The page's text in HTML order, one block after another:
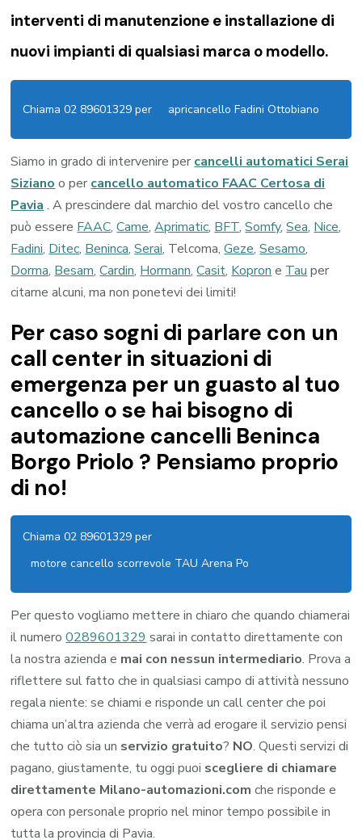
interventi di manutenzione e installazione di
nuovi impianti di qualsiasi marca o modello.
Chiama 02 89601329 per apricancello Fadini Ottobiano
Siamo in grado di intervenire percancelli automatici Serai
Sizianoo percancello automatico FAAC Certosa di
Pavia. A prescindere dal marchio del vostro cancello che
può essereFAAC,Came,Aprimatic,BFT,Somfy,Sea,Nice,
Fadini,Ditec,Beninca,Serai, Telcoma,Geze,Sesamo,
Dorma,Besam,Cardin,Hormann,Casit,KoproneTauper
citarne alcuni, ma non ponetevi dei limiti!
Per caso sogni di parlare con un
call center in situazioni di
emergenza per un guasto al tuo
cancello o se hai bisogno di
automazione cancelli Beninca
Borgo Priolo ? Pensiamo proprio
di no!
Chiama 02 89601329 per
motore cancello scorrevole TAU Arena Po
Per questo vogliamo mettere in chiaro che quando chiamerai
il numero0289601329 sarai in contatto direttamente con
la nostra azienda e mai con nessun intermediario. Prova a
riflettere sul fatto che in qualsiasi campo di attività nessuno
regala niente: se chiami e risponde un call center che poi
chiama un’altra azienda che verrà ad erogare il servizio pensi
che tutto ciò sia un servizio gratuito? NO. Questi servizi di
pagano, giustamente, tu oggi puoi scegliere di chiamare
direttamente Milano-automazioni.com che risponde e
opera con personale proprio nel minor tempo possibile in
tutta la provincia di Pavia.